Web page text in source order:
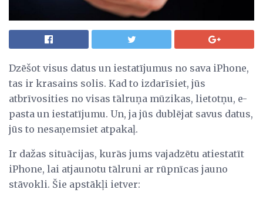
Dzēšot visus datus un iestatījumus no sava iPhone,
tas ir krasains solis. Kad to izdarīsiet, jūs
atbrīvosities no visas tālruņa mūzikas, lietotņu, e-
pasta un iestatījumu. Un, ja jūs dublējat savus datus,
jūs to nesaņemsiet atpakaļ.
Ir dažas situācijas, kurās jums vajadzētu atiestatīt
iPhone, lai atjaunotu tālruni ar rūpnīcas jauno
stāvokli. Šie apstākļi ietver: